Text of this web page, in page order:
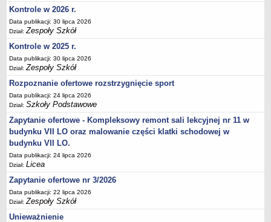
Kontrole w 2026 r.
Data publikacji: 30 lipca 2026
Dział:Zespoły Szkół
Kontrole w 2025 r.
Data publikacji: 30 lipca 2026
Dział:Zespoły Szkół
Rozpoznanie ofertowe rozstrzygnięcie sport
Data publikacji: 24 lipca 2026
Dział:Szkoły Podstawowe
Zapytanie ofertowe - Kompleksowy remont sali lekcyjnej nr 11 w
budynku VII LO oraz malowanie części klatki schodowej w
budynku VII LO.
Data publikacji: 24 lipca 2026
Dział:Licea
Zapytanie ofertowe nr 3/2026
Data publikacji: 22 lipca 2026
Dział:Zespoły Szkół
Unieważnienie